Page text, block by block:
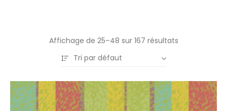
Affichage de 25–48 sur 167 résultats
Tri par défaut